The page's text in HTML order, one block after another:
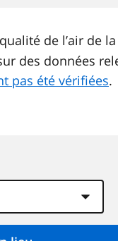
de l’air de la
des données
pas été vérifiées.